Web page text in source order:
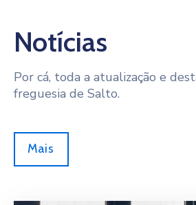
Notícias
Por cá, toda a atualização e
freguesia de Salto.
Mais